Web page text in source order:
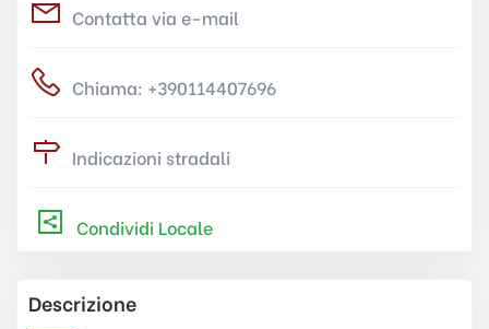
Contatta via e-mail
Chiama: +390114407696
Indicazioni stradali
Condividi Locale
Descrizione